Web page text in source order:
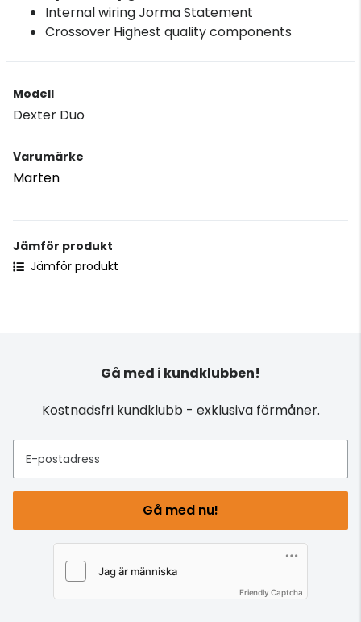
Internal wiring Jorma Statement
Crossover Highest quality components
Modell
Dexter Duo
Varumärke
Marten
Jämför produkt
Jämför produkt
Gå med i kundklubben!
Kostnadsfri kundklubb - exklusiva förmåner.
E-postadress
Gå med nu!
Friendly Captcha